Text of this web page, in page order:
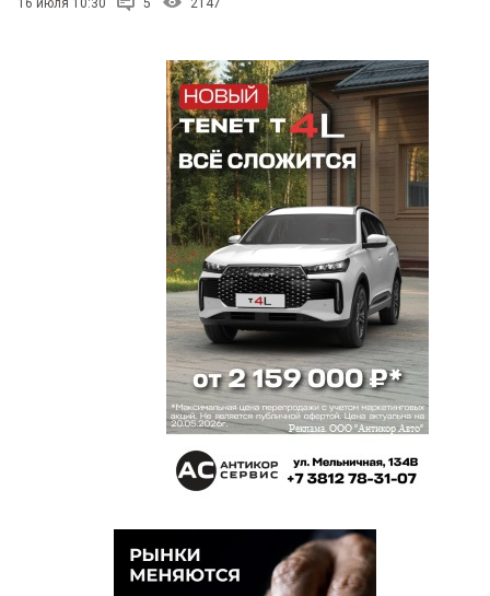
16 июля 10:30 5 2147